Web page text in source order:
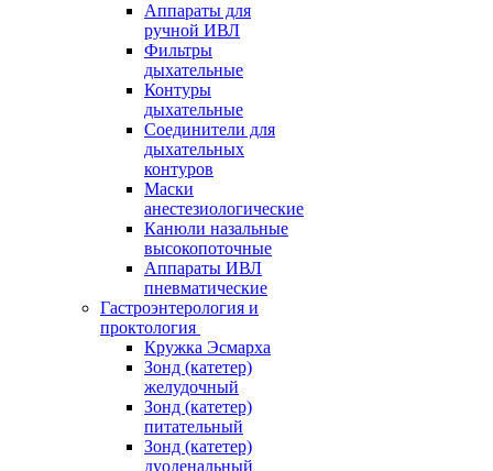
Аппараты для
ручной ИВЛ
Фильтры
дыхательные
Контуры
дыхательные
Соединители для
дыхательных
контуров
Маски
анестезиологические
Канюли назальные
высокопоточные
Аппараты ИВЛ
пневматические
Гастроэнтерология и
проктология
Кружка Эсмарха
Зонд (катетер)
желудочный
Зонд (катетер)
питательный
Зонд (катетер)
дуоденальный